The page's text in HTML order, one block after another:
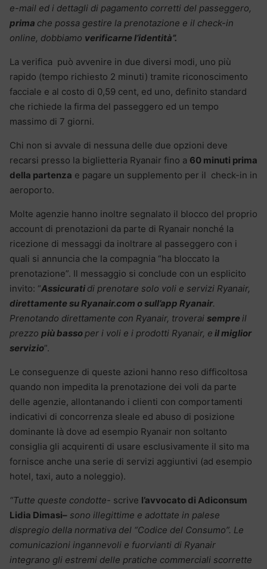
e-mail ed i dettagli di pagamento corretti del passeggero,
prima che possa gestire la prenotazione e il check-in
online, dobbiamo verificarne l’identità”.
La verifica può avvenire in due diversi modi, uno più
rapido (tempo richiesto 2 minuti) tramite riconoscimento
facciale e al costo di 0,59 cent, ed uno, definito standard
che richiede la firma del passeggero ed un tempo
massimo di 7 giorni.
Chi non si avvale di nessuna delle due opzioni deve
recarsi presso la biglietteria Ryanair fino a 60 minuti prima
della partenza e pagare un supplemento per il check-in in
aeroporto.
Molte agenzie hanno inoltre segnalato il blocco del proprio
account di prenotazioni da parte di Ryanair nonché la
ricezione di messaggi da inoltrare al passeggero con i
quali si annuncia che la compagnia “ha bloccato la
prenotazione”. Il messaggio si conclude con un esplicito
invito: “Assicurati di prenotare solo voli e servizi Ryanair,
direttamente su Ryanair.com o sull’app Ryanair.
Prenotando direttamente con Ryanair, troverai sempreil
prezzo più bassoper i voli e i prodotti Ryanair, e il miglior
servizio”.
Le conseguenze di queste azioni hanno reso difficoltosa
quando non impedita la prenotazione dei voli da parte
delle agenzie, allontanando i clienti con comportamenti
indicativi di concorrenza sleale ed abuso di posizione
dominante là dove ad esempio Ryanair non soltanto
consiglia gli acquirenti di usare esclusivamente il sito ma
fornisce anche una serie di servizi aggiuntivi (ad esempio
hotel, taxi, auto a noleggio).
“Tutte queste condotte- scrive l’avvocato di Adiconsum
Lidia Dimasi– sono illegittime e adottate in palese
dispregio della normativa del “Codice del Consumo”. Le
comunicazioni ingannevoli e fuorvianti di Ryanair
integrano gli estremi delle pratiche commerciali scorrette